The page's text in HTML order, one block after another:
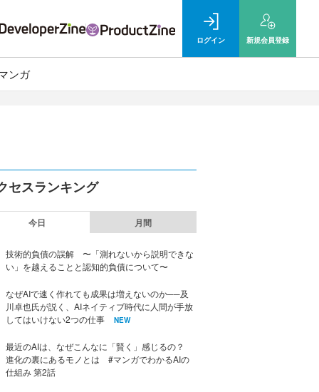
ログイン 新規会員登録
ンガ
セスランキング
今日 月間
技術的負債の誤解 〜「測れないから説明できな
い」を越えることと認知的負債について〜
なぜAIで速く作れても成果は増えないのか──及
川卓也氏が説く、AIネイティブ時代に人間が手放
してはいけない2つの仕事
NEW
最近のAIは、なぜこんなに「賢く」感じるの？
進化の裏にあるモノとは #マンガでわかるAIの
仕組み 第2話